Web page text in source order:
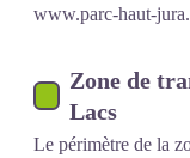
www.parc-haut-
Zone de
Lacs
Le périmètre de la